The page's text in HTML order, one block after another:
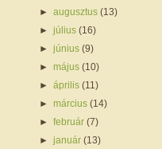
►augusztus(13)
►július(16)
►június(9)
►május(10)
►április(11)
►március(14)
►február(7)
►január(13)